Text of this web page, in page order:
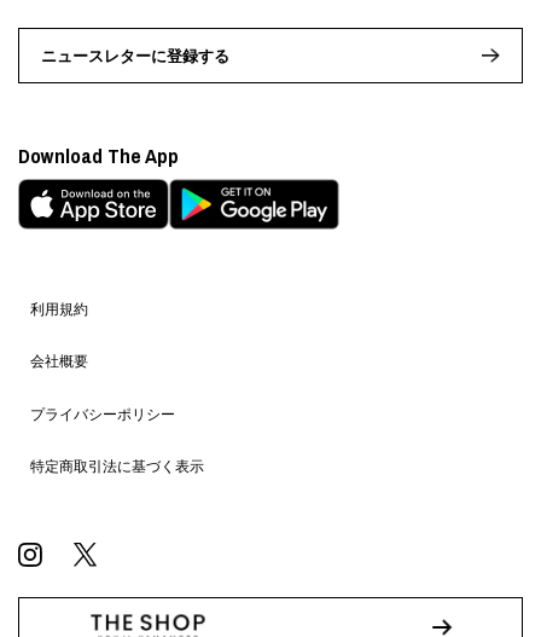
利用規約
会社概要
プライバシーポリシー
特定商取引法に基づく表示
ニュースレターに登録する
Download The App